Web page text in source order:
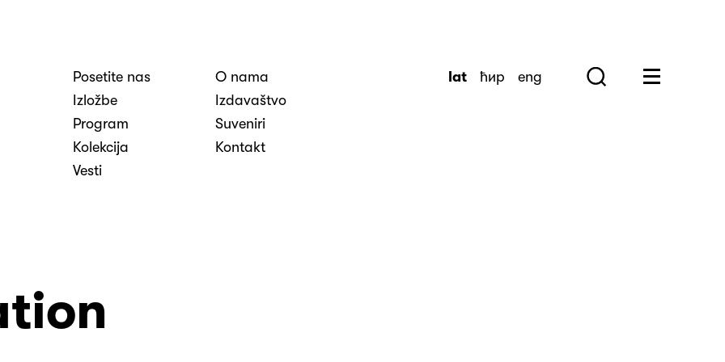
Posetite nas
Izložbe
Program
Kolekcija
Vesti
O nama
Izdavaštvo
Suveniri
Kontakt
lat ћир eng Search